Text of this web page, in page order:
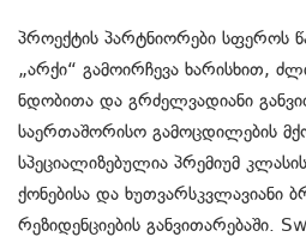
პროექტის პარტნიორები სფეროს
„არქი“ გამოირჩევა ხარისხით,
ნდობითა და გრძელვადიანი
საერთაშორისო გამოცდილების
სპეციალიზებულია პრემიუმ
ქონებისა და ხუთვარსკვლავიანი
რეზიდენციების განვითარებაში.